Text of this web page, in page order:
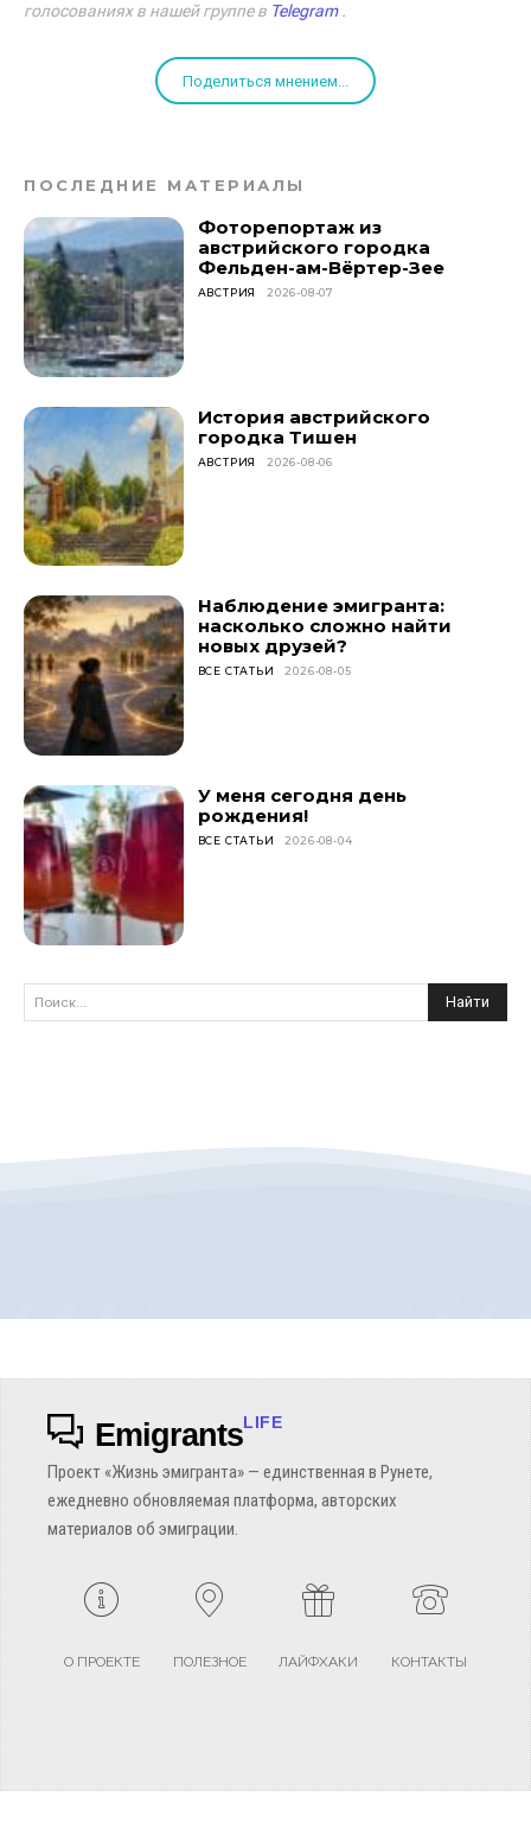
голосованиях в нашей группе в Telegram.
Поделиться мнением...
ПОСЛЕДНИЕ МАТЕРИАЛЫ
Фоторепортаж из
австрийского городка
Фельден-ам-Вёртер-Зее
АВСТРИЯ 2026-08-07
История австрийского
городка Тишен
АВСТРИЯ 2026-08-06
Наблюдение эмигранта:
насколько сложно найти
новых друзей?
ВСЕ СТАТЬИ 2026-08-05
У меня сегодня день
рождения!
ВСЕ СТАТЬИ 2026-08-04
Поиск... Найти
EmigrantsLIFE
Проект «Жизнь эмигранта» — единственная в Рунете,
ежедневно обновляемая платформа, авторских
материалов об эмиграции.
О ПРОЕКТЕ ПОЛЕЗНОЕ ЛАЙФХАКИ КОНТАКТЫ